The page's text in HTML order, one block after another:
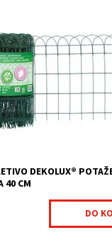
alternativně splétané
dráty jsou na...
centrálním skladě
35
DEKOLUX®
40 CM